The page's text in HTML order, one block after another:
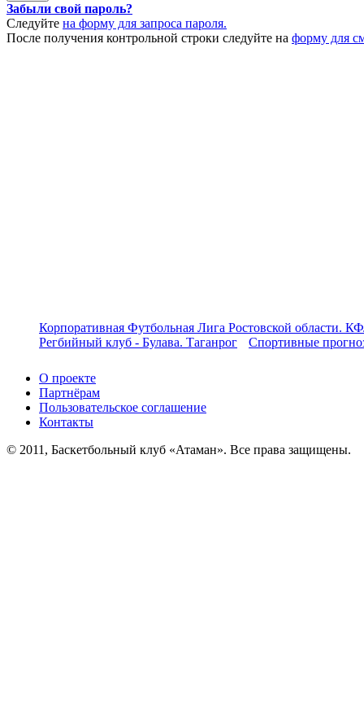
Забыли свой пароль?
Следуйте на форму для запроса пароля.
После получения контрольной строки следуйте на форму для
Корпоративная Футбольная Лига Ростовской области.
Регбийный клуб - Булава. Таганрог
Спортивные
О проекте
Партнёрам
Пользовательское соглашение
Контакты
© 2011, Баскетбольный клуб «Атаман». Все права защищены.